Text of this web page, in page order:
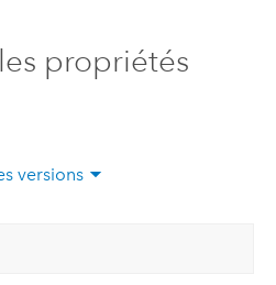
propriétés
versions